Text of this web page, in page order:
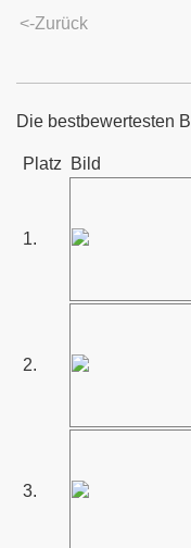
<-Zurück
Die bestbewertesten
Platz Bild
1.
2.
3.